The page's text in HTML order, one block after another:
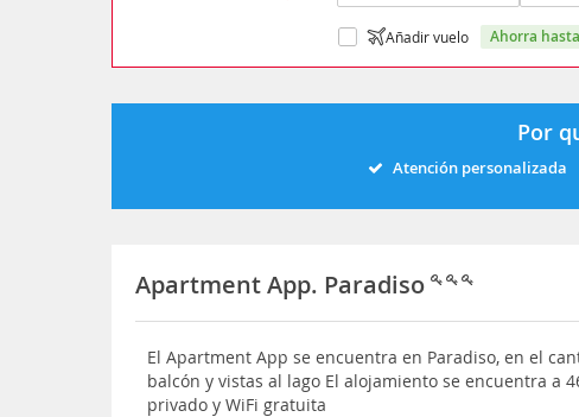
Añadir vuelo ahorra
Por
Atención personalizada
Apartment App. Paradiso
El Apartment App se encuentra en Paradiso, en el
balcón y vistas al lago El alojamiento se encuentra a
privado y WiFi gratuita